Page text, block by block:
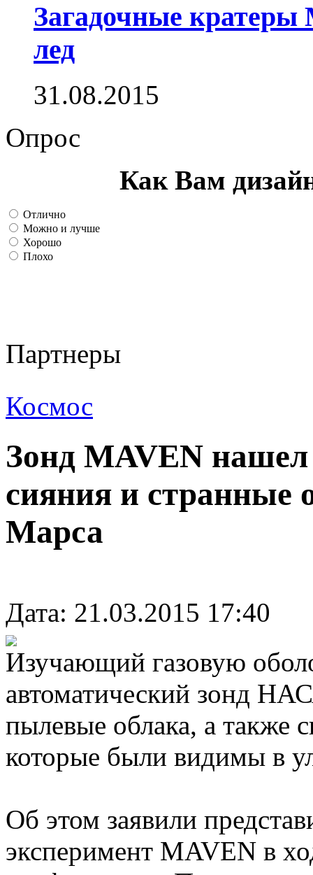
Загадочные
лед
31.08.2015
Опрос
Как Вам
Отлично
Можно и лучше
Хорошо
Плохо
Партнеры
Космос
Зонд MAVEN
сияния и странные
Марса
Дата: 21.03.2015 17:40
Изучающий газовую
автоматический зонд
пылевые облака, а также
которые были видимы в
Об этом заявили
эксперимент MAVEN в